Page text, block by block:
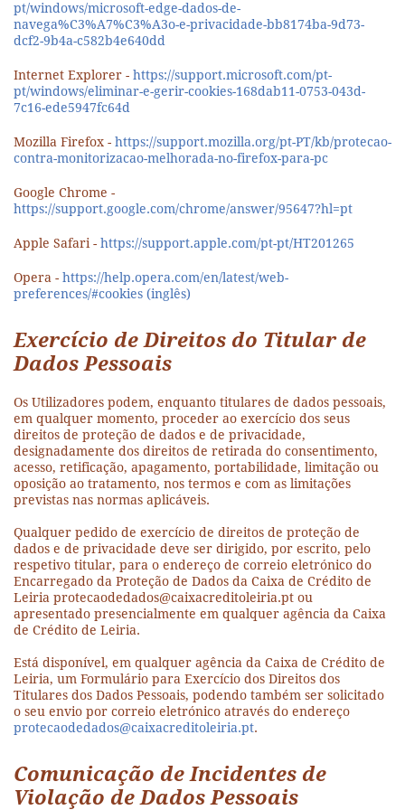
pt/windows/microsoft-edge-dados-de-
navega%C3%A7%C3%A3o-e-privacidade-bb8174ba-9d73-
dcf2-9b4a-c582b4e640dd
Internet Explorer - https://support.microsoft.com/pt-
pt/windows/eliminar-e-gerir-cookies-168dab11-0753-043d-
7c16-ede5947fc64d
Mozilla Firefox - https://support.mozilla.org/pt-PT/kb/protecao-
contra-monitorizacao-melhorada-no-firefox-para-pc
Google Chrome -
https://support.google.com/chrome/answer/95647?hl=pt
Apple Safari - https://support.apple.com/pt-pt/HT201265
Opera - https://help.opera.com/en/latest/web-
preferences/#cookies (inglês)
Exercício de Direitos do Titular de
Dados Pessoais
Os Utilizadores podem, enquanto titulares de dados pessoais,
em qualquer momento, proceder ao exercício dos seus
direitos de proteção de dados e de privacidade,
designadamente dos direitos de retirada do consentimento,
acesso, retificação, apagamento, portabilidade, limitação ou
oposição ao tratamento, nos termos e com as limitações
previstas nas normas aplicáveis.
Qualquer pedido de exercício de direitos de proteção de
dados e de privacidade deve ser dirigido, por escrito, pelo
respetivo titular, para o endereço de correio eletrónico do
Encarregado da Proteção de Dados da Caixa de Crédito de
Leiria protecaodedados@caixacreditoleiria.pt ou
apresentado presencialmente em qualquer agência da Caixa
de Crédito de Leiria.
Está disponível, em qualquer agência da Caixa de Crédito de
Leiria, um Formulário para Exercício dos Direitos dos
Titulares dos Dados Pessoais, podendo também ser solicitado
o seu envio por correio eletrónico através do endereço
protecaodedados@caixacreditoleiria.pt.
Comunicação de Incidentes de
Violação de Dados Pessoais